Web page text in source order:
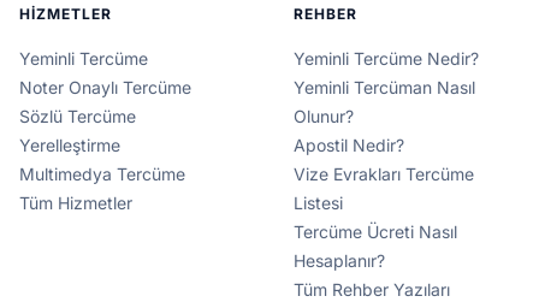
HIZMETLER
Yeminli Tercüme
Noter Onaylı Tercüme
Sözlü Tercüme
Yerelleştirme
Multimedya Tercüme
Tüm Hizmetler
REHBER
Yeminli Tercüme Nedir?
Yeminli Tercüman Nasıl
Olunur?
Apostil Nedir?
Vize Evrakları Tercüme
Listesi
Tercüme Ücreti Nasıl
Hesaplanır?
Tüm Rehber Yazıları